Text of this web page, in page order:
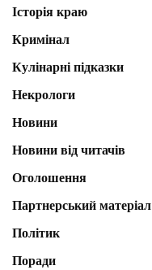
Історія краю
Кримінал
Кулінарні підказки
Некрологи
Новини
Новини від читачів
Оголошення
Партнерський матеріал
Політик
Поради